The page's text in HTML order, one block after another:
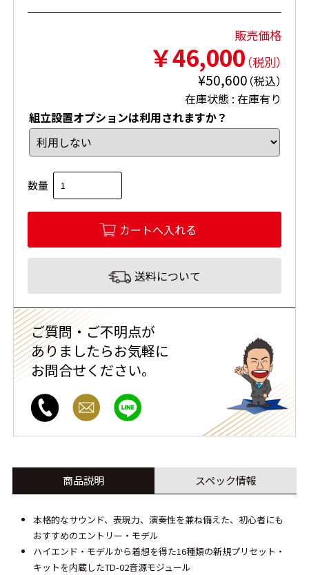
販売価格
￥46,000（税別）
¥50,600（税込）
在庫状態 :在庫有り
組立設置オプションは利用されますか？
数量
送料について
ご質問・ご不明点が
ありましたらお気軽に
お問合せください。
商品説明 スペック情報
本格的なサウンド、表現力、演奏性を兼ね備えた、初心者にも
おすすめのエントリー・モデル
ハイエンド・モデルから着想を得た16種類の新規プリセット・
キットを内蔵したTD-02音源モジュール